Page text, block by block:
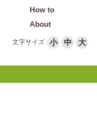
How to
About
文字サイズ
小 中 大